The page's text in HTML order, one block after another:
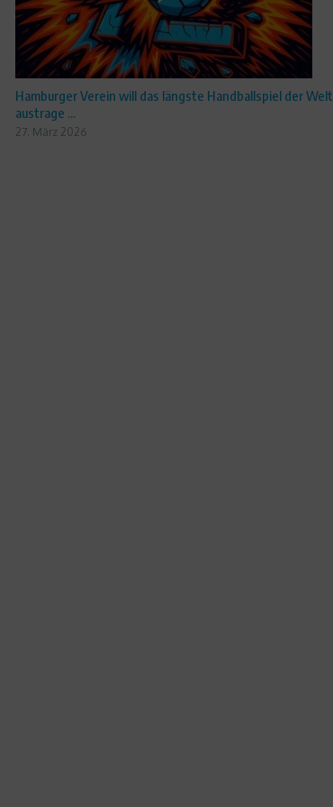
Hamburger Verein will das längste Handballspiel der Welt
austrage ...
27. März 2026